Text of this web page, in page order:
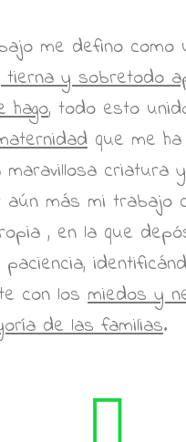
me defino como
tierna y sobretodo
hago, todo esto
que me
criatura
aún más mi trabajo
, en la que
con los miedos y
de las familias.